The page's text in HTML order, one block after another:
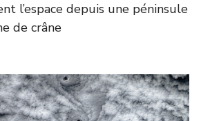
l’espace depuis une péninsule
de crâne